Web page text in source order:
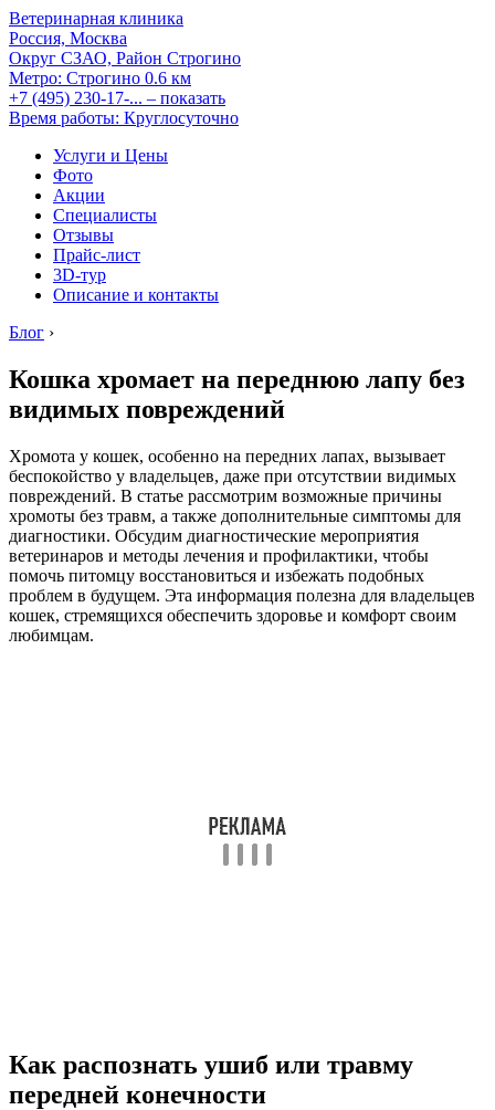
Ветеринарная клиника
Россия, Москва
Округ СЗАО, Район Строгино
Метро: Строгино 0.6 км
+7 (495) 230-17-... – показать
Время работы: Круглосуточно
Услуги и Цены
Фото
Акции
Специалисты
Отзывы
Прайс-лист
3D-тур
Описание и контакты
Блог ›
Кошка хромает на переднюю лапу без
видимых повреждений
Хромота у кошек, особенно на передних лапах, вызывает
беспокойство у владельцев, даже при отсутствии видимых
повреждений. В статье рассмотрим возможные причины
хромоты без травм, а также дополнительные симптомы для
диагностики. Обсудим диагностические мероприятия
ветеринаров и методы лечения и профилактики, чтобы
помочь питомцу восстановиться и избежать подобных
проблем в будущем. Эта информация полезна для владельцев
кошек, стремящихся обеспечить здоровье и комфорт своим
любимцам.
Как распознать ушиб или травму
передней конечности